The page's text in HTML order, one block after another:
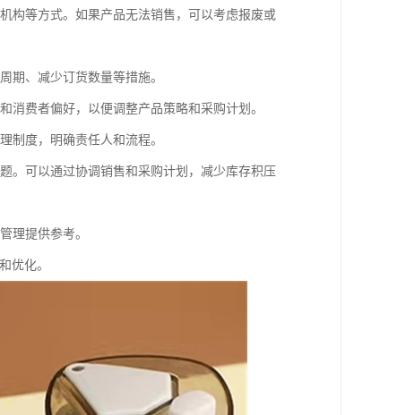
构等方式。如果产品无法销售，可以考虑报废或
期、减少订货数量等措施。
消费者偏好，以便调整产品策略和采购计划。
制度，明确责任人和流程。
。可以通过协调销售和采购计划，减少库存积压
理提供参考。
优化。